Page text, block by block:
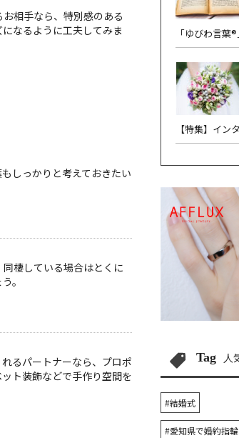
相手なら、特別感のある
なるように工夫してみま
しっかりと考えておきたい
棲している場合はとくに
。
るパートナーなら、プロポ
ト装飾などで手作り空間を
「ゆびわ言葉
【特集】イン
Tag 人
#結婚式
#愛知県で婚約指